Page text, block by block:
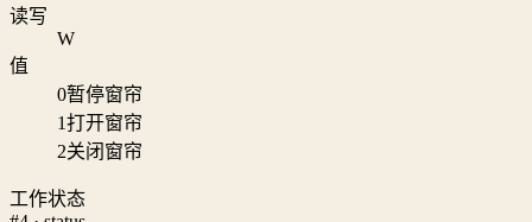
读写
W
值
0暂停窗帘
1打开窗帘
2关闭窗帘
工作状态